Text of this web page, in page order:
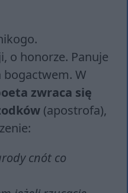
o honorze. Panuje
bogactwem. W
zwraca się
(apostrofa),
cnót co